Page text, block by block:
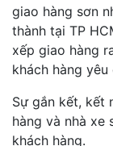
giao hàng sơn
thành tại TP
xếp giao hàng
khách hàng yêu
Sự gắn kết, kết
hàng và nhà xe
khách hàng.